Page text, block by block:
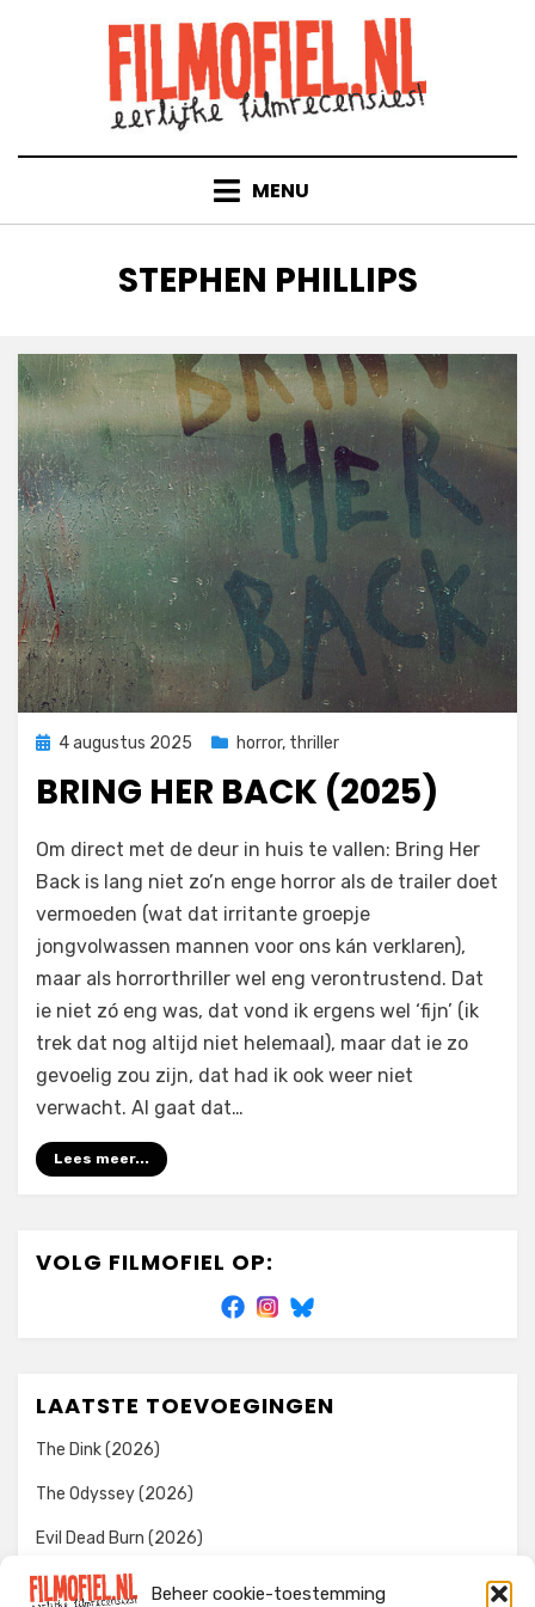
Beheer cookie-toestemming
MENU
TAG
:
STEPHEN PHILLIPS
Geplaatst
4 augustus 2025 horror, thriller
BRING HER BACK (2025)
door Filmofiel.nl
Om direct met de deur in huis te vallen: Bring Her
Back is lang niet zo’n enge horror als de trailer doet
vermoeden (wat dat irritante groepje
jongvolwassen mannen voor ons kán verklaren),
maar als horrorthriller wel eng verontrustend. Dat
ie niet zó eng was, dat vond ik ergens wel ‘fijn’ (ik
trek dat nog altijd niet helemaal), maar dat ie zo
gevoelig zou zijn, dat had ik ook weer niet
verwacht. Al gaat dat…
Lees meer...
VOLG FILMOFIEL OP:
LAATSTE TOEVOEGINGEN
The Dink (2026)
The Odyssey (2026)
Evil Dead Burn (2026)
The Invite (2026)